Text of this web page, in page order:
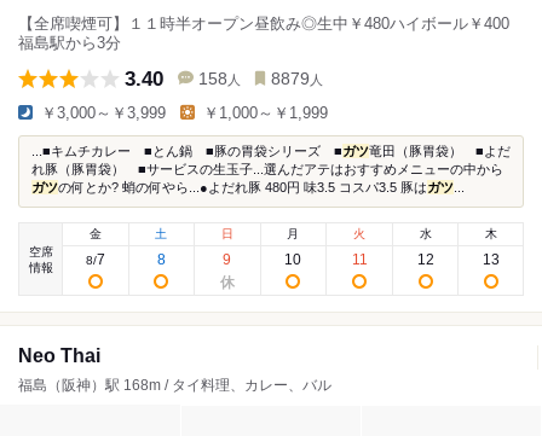
【全席喫煙可】１１時半オープン昼飲み◎生中￥480ハイボール￥400
福島駅から3分
3.40 158 人 8879 人
￥3,000～￥3,999 ￥1,000～￥1,999
...■キムチカレー ■とん鍋 ■豚の胃袋シリーズ ■ガツ竜田（豚胃袋） ■よだ
れ豚（豚胃袋） ■サービスの生玉子...選んだアテはおすすめメニューの中から
ガツの何とか? 蛸の何やら...●よだれ豚 480円 味3.5 コスパ3.5 豚はガツ
空席
情報
金
8/7
土
8
日
9
月
10
火
11
水
12
木
13
Neo Thai
福島（阪神）駅 168m / タイ料理、カレー、バル